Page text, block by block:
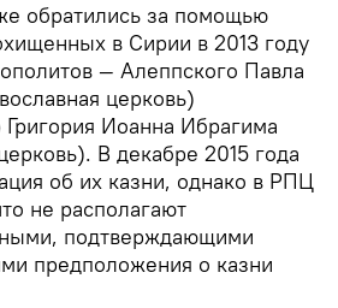
обратились за помощью
в Сирии в 2013 году
— Алеппского Павла
церковь)
Иоанна Ибрагима
В декабре 2015 года
об их казни, однако в РПЦ
не располагают
подтверждающими
предположения о казни